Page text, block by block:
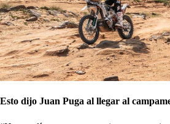
Esto dijo Juan Puga al llegar al